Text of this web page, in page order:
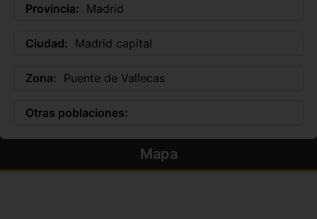
Provincia: Madrid
Ciudad: Madrid capital
Zona: Puente de Vallecas
Otras poblaciones:
Mapa